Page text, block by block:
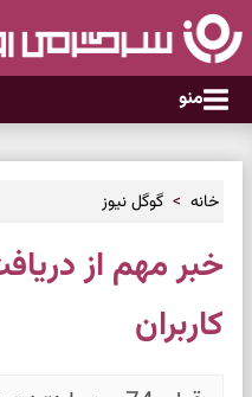
منو
خانه گوگل نیوز
خبر مهم از
کاربران